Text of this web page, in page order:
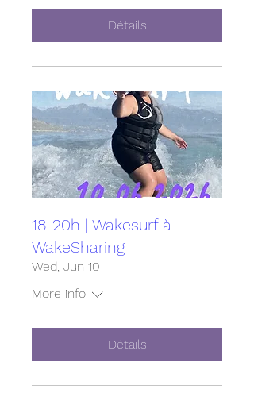
Détails
18-20h | Wakesurf à
WakeSharing
Wed, Jun 10
More info
Détails